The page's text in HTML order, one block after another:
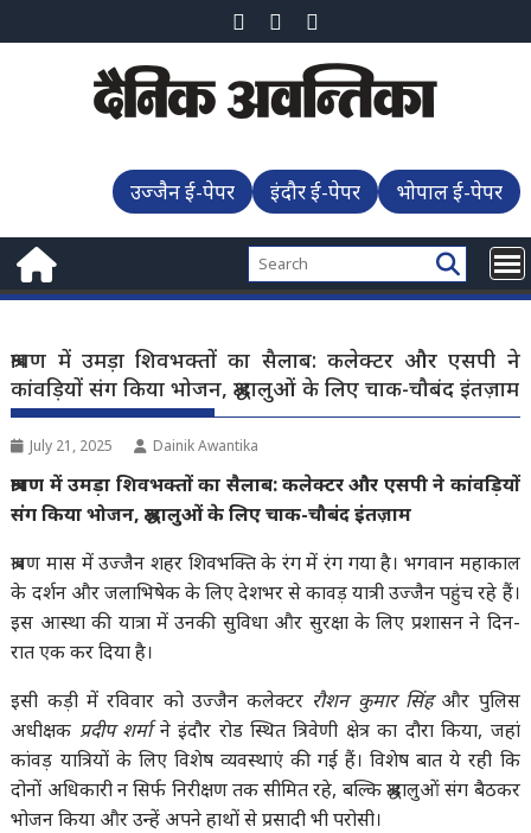
to
उज्जैन ई-पेपर इंदौर ई-पेपर भोपाल ई-पेपर
श्रावण में उमड़ा शिवभक्तों का सैलाब: कलेक्टर और एसपी ने
कांवड़ियों संग किया भोजन, श्रद्धालुओं के लिए चाक-चौबंद इंतज़ाम
July 21, 2025 Dainik Awantika
श्रावण में उमड़ा शिवभक्तों का सैलाब: कलेक्टर और एसपी ने कांवड़ियों
संग किया भोजन, श्रद्धालुओं के लिए चाक-चौबंद इंतज़ाम
श्रावण मास में उज्जैन शहर शिवभक्ति के रंग में रंग गया है। भगवान महाकाल
के दर्शन और जलाभिषेक के लिए देशभर से कावड़ यात्री उज्जैन पहुंच रहे हैं।
इस आस्था की यात्रा में उनकी सुविधा और सुरक्षा के लिए प्रशासन ने दिन-
रात एक कर दिया है।
इसी कड़ी में रविवार को उज्जैन कलेक्टर रौशन कुमार सिंहऔर पुलिस
अधीक्षक प्रदीप शर्माने इंदौर रोड स्थित त्रिवेणी क्षेत्र का दौरा किया, जहां
कांवड़ यात्रियों के लिए विशेष व्यवस्थाएं की गई हैं। विशेष बात ये रही कि
दोनों अधिकारी न सिर्फ निरीक्षण तक सीमित रहे, बल्कि श्रद्धालुओं संग बैठकर
भोजन किया और उन्हें अपने हाथों से प्रसादी भी परोसी।